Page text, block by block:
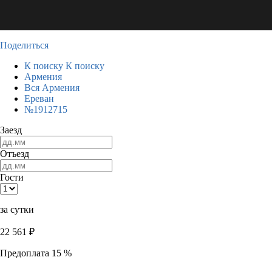
Поделиться
К поиску К поиску
Армения
Вся Армения
Ереван
№1912715
Заезд
Отъезд
Гости
за сутки
22 561 ₽
Предоплата 15 %